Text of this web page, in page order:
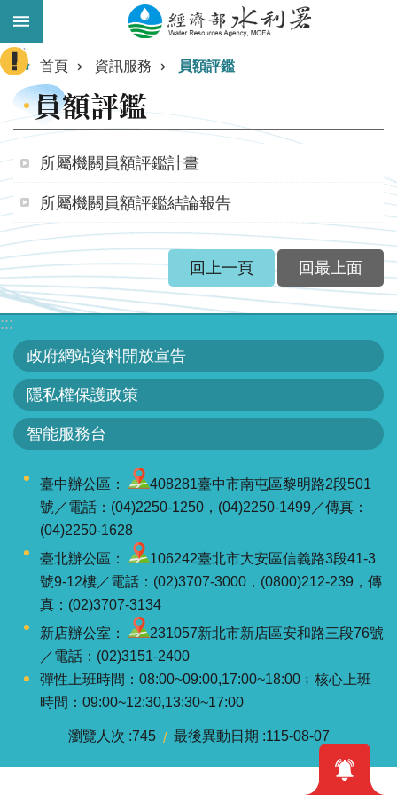
跳到主要內容區塊
進
階
搜
尋
務
主
軸
最
水
民
:::
首頁 資訊服務 員額評鑑
員額評鑑
所屬機關員額評鑑計畫
所屬機關員額評鑑結論報告
回上一頁 回最上面
:::
政府網站資料開放宣告
隱私權保護政策
智能服務台
臺中辦公區：
408281臺中市南屯區黎明路2段501
號／電話：(04)2250-1250，(04)2250-1499／傳真：
(04)2250-1628
臺北辦公區：
106242臺北市大安區信義路3段41-3
號9-12樓／電話：(02)3707-3000，(0800)212-239，傳
真：(02)3707-3134
新店辦公室：
231057新北市新店區安和路三段76號
／電話：(02)3151-2400
彈性上班時間：08:00~09:00,17:00~18:00﹔核心上班
時間：09:00~12:30,13:30~17:00
瀏覽人次 745 最後異動日期 115-08-07